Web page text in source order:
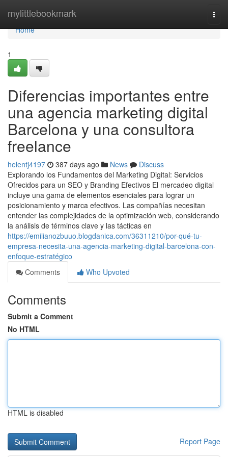
mylittlebookmark
Home
Home
1
Diferencias importantes entre
una agencia marketing digital
Barcelona y una consultora
freelance
helentj4197 387 days ago News
Discuss
Explorando los Fundamentos del Marketing Digital: Servicios
Ofrecidos para un SEO y Branding Efectivos El mercadeo digital
incluye una gama de elementos esenciales para lograr un
posicionamiento y marca efectivos. Las compañías necesitan
entender las complejidades de la optimización web, considerando
la análisis de términos clave y las tácticas en
https://emilianozbuuo.blogdanica.com/36311210/por-qué-tu-
empresa-necesita-una-agencia-marketing-digital-barcelona-con-
enfoque-estratégico
Comments
Who Upvoted
Comments
Submit a Comment
No HTML
HTML is disabled
Report Page